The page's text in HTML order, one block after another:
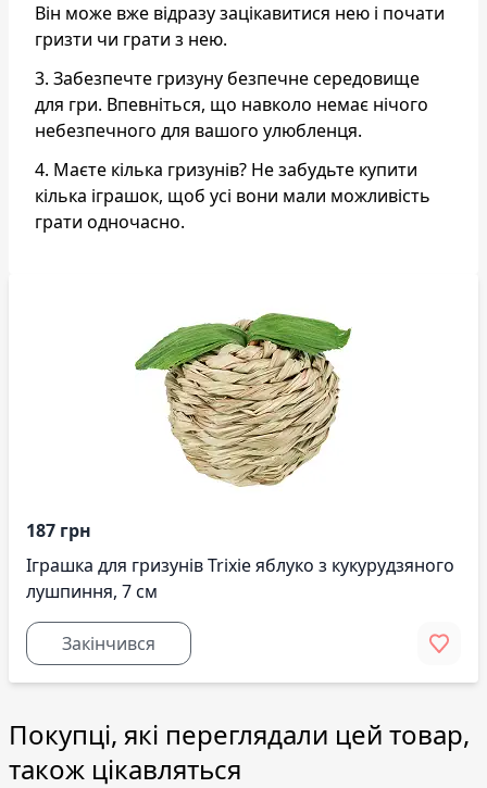
Він може вже відразу зацікавитися нею і почати
гризти чи грати з нею.
3. Забезпечте гризуну безпечне середовище
для гри. Впевніться, що навколо немає нічого
небезпечного для вашого улюбленця.
4. Маєте кілька гризунів? Не забудьте купити
кілька іграшок, щоб усі вони мали можливість
грати одночасно.
187 грн
Іграшка для гризунів Trixie яблуко з кукурудзяного
лушпиння, 7 см
Закінчився
Покупці, які переглядали цей товар,
також цікавляться